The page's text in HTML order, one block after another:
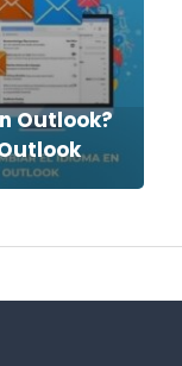
Outlook?